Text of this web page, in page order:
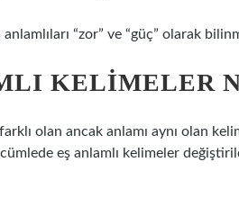
“zor” ve “güç” olarak
KELIMELER
farklı olan ancak anlamı aynı olan
eş anlamlı kelimeler